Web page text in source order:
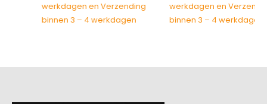
werkdagen en Verzending
binnen 3 – 4 werkdagen
werkdagen en Verzending
binnen 3 – 4 werkdagen